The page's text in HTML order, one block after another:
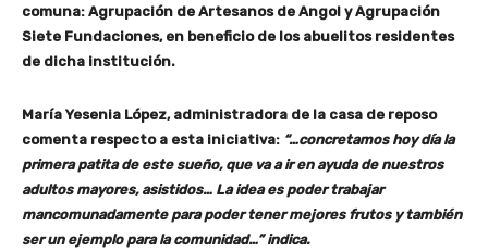
comuna: Agrupación de Artesanos de Angol y Agrupación
Siete Fundaciones, en beneficio de los abuelitos residentes
de dicha institución.
María Yesenia López, administradora de la casa de reposo
comenta respecto a esta iniciativa: “…concretamos hoy día la
primera patita de este sueño, que va a ir en ayuda de nuestros
adultos mayores, asistidos… La idea es poder trabajar
mancomunadamente para poder tener mejores frutos y también
ser un ejemplo para la comunidad…” indica.